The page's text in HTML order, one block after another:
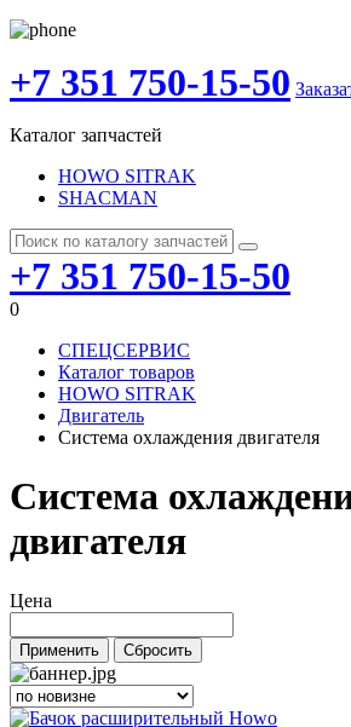
+7 351 750-15-50
Каталог запчастей
HOWO SITRAK
SHACMAN
+7 351 750-15-50
0
СПЕЦСЕРВИС
Каталог товаров
HOWO SITRAK
Двигатель
Система охлаждения двигателя
Система
двигателя
Цена